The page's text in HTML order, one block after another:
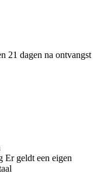
21 dagen na ontvangst
Er geldt een eigen